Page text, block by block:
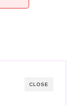
CLOSE